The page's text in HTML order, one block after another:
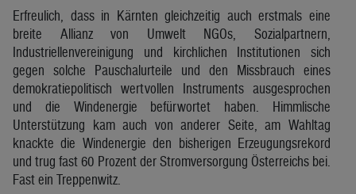
Erfreulich, dass in Kärnten gleichzeitig auch erstmals eine
breite Allianz von Umwelt NGOs, Sozialpartnern,
Industriellenvereinigung und kirchlichen Institutionen sich
gegen solche Pauschalurteile und den Missbrauch eines
demokratiepolitisch wertvollen Instruments ausgesprochen
und die Windenergie befürwortet haben. Himmlische
Unterstützung kam auch von anderer Seite, am Wahltag
knackte die Windenergie den bisherigen Erzeugungsrekord
und trug fast 60 Prozent der Stromversorgung Österreichs bei.
Fast ein Treppenwitz.